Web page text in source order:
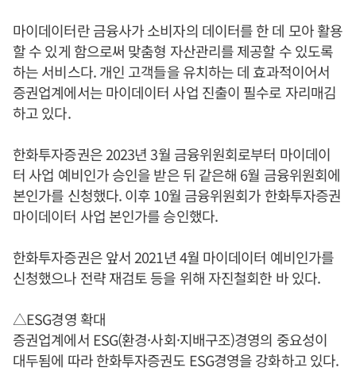
마이데이터란 금융사가 소비자의 데이터를 한 데 모아 활용
할 수 있게 함으로써 맞춤형 자산관리를 제공할 수 있도록
하는 서비스다. 개인 고객들을 유치하는 데 효과적이어서
증권업계에서는 마이데이터 사업 진출이 필수로 자리매김
하고 있다.
한화투자증권은 2023년 3월 금융위원회로부터 마이데이
터 사업 예비인가 승인을 받은 뒤 같은해 6월 금융위원회에
본인가를 신청했다. 이후 10월 금융위원회가 한화투자증권
마이데이터 사업 본인가를 승인했다.
한화투자증권은 앞서 2021년 4월 마이데이터 예비인가를
신청했으나 전략 재검토 등을 위해 자진철회한 바 있다.
△ESG경영 확대
증권업계에서 ESG(환경·사회·지배구조)경영의 중요성이
대두됨에 따라 한화투자증권도 ESG경영을 강화하고 있다.